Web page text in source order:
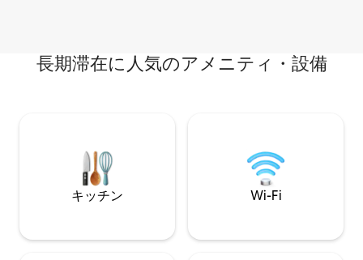
長期滞在に人気のアメニティ・設備
キッチン Wi-Fi